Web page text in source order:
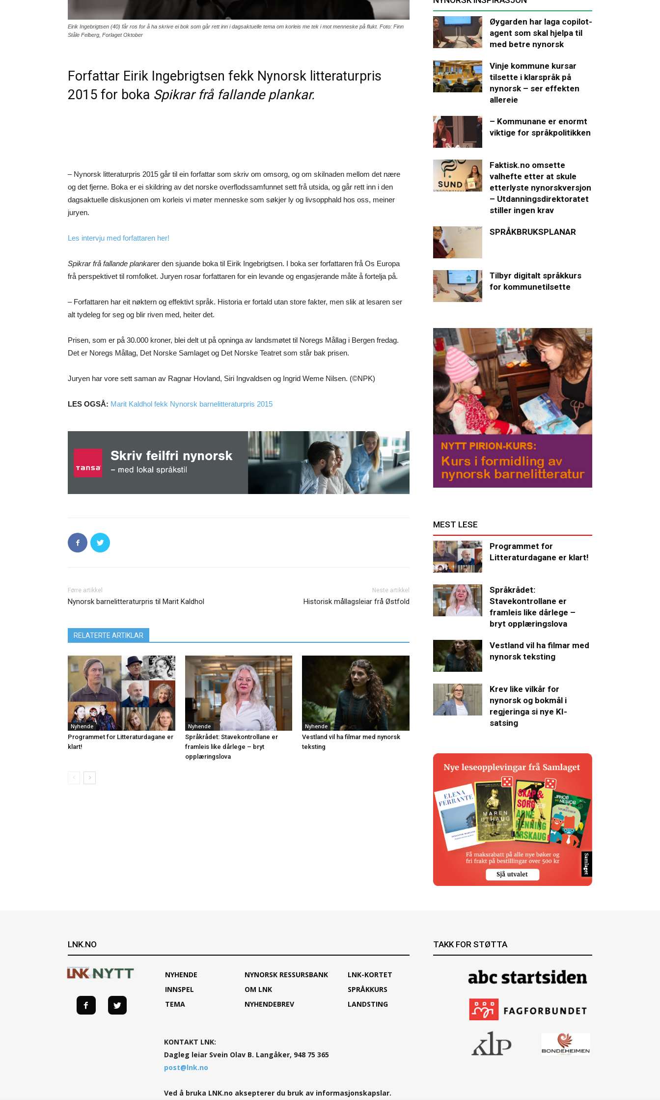
Eirik Ingebrigtsen (40) får ros for å ha skrive ei bok som går rett inn i dagsaktuelle tema om korleis me tek i mot menneske på flukt. Foto: Finn
Ståle Felberg, Forlaget Oktober
Forfattar Eirik Ingebrigtsen fekk Nynorsk litteraturpris
2015 for boka Spikrar frå fallande plankar.
– Nynorsk litteraturpris 2015 går til ein forfattar som skriv om omsorg, og om skilnaden mellom det nære
og det fjerne. Boka er ei skildring av det norske overflodssamfunnet sett frå utsida, og går rett inn i den
dagsaktuelle diskusjonen om korleis vi møter menneske som søkjer ly og livsopphald hos oss, meiner
juryen.
Les intervju med forfattaren her!
Spikrar frå fallande plankarer den sjuande boka til Eirik Ingebrigtsen. I boka ser forfattaren frå Os Europa
frå perspektivet til romfolket. Juryen rosar forfattaren for ein levande og engasjerande måte å fortelja på.
– Forfattaren har eit nøktern og effektivt språk. Historia er fortald utan store fakter, men slik at lesaren ser
alt tydeleg for seg og blir riven med, heiter det.
Prisen, som er på 30.000 kroner, blei delt ut på opninga av landsmøtet til Noregs Mållag i Bergen fredag.
Det er Noregs Mållag, Det Norske Samlaget og Det Norske Teatret som står bak prisen.
Juryen har vore sett saman av Ragnar Hovland, Siri Ingvaldsen og Ingrid Weme Nilsen. (©NPK)
LES OGSÅ: Marit Kaldhol fekk Nynorsk barnelitteraturpris 2015
Førre artikkel
Nynorsk barnelitteraturpris til Marit Kaldhol
Neste artikkel
Historisk mållagsleiar frå Østfold
RELATERTE ARTIKLAR
Nyhende
Programmet for Litteraturdagane er
klart!
Nyhende
Språkrådet: Stavekontrollane er
framleis like dårlege – bryt
opplæringslova
Nyhende
Vestland vil ha filmar med nynorsk
teksting
Øygarden har laga copilot-
agent som skal hjelpa til
med betre nynorsk
Vinje kommune kursar
tilsette i klarspråk på
nynorsk – ser effekten
allereie
– Kommunane er enormt
viktige for språkpolitikken
Faktisk.no omsette
valhefte etter at skule
etterlyste nynorskversjon
– Utdanningsdirektoratet
stiller ingen krav
SPRÅKBRUKSPLANAR
Tilbyr digitalt språkkurs
for kommunetilsette
MEST LESE
Programmet for
Litteraturdagane er klart!
Språkrådet:
Stavekontrollane er
framleis like dårlege –
bryt opplæringslova
Vestland vil ha filmar med
nynorsk teksting
Krev like vilkår for
nynorsk og bokmål i
regjeringa si nye KI-
satsing
LNK.NO
NYHENDE
INNSPEL
TEMA
NYNORSK RESSURSBANK
OM LNK
NYHENDEBREV
LNK-KORTET
SPRÅKKURS
LANDSTING
KONTAKT LNK:
Dagleg leiar Svein Olav B. Langåker, 948 75 365
post@lnk.no
Ved å bruka LNK.no aksepterer du bruk av informasjonskapslar.
TAKK FOR STØTTA